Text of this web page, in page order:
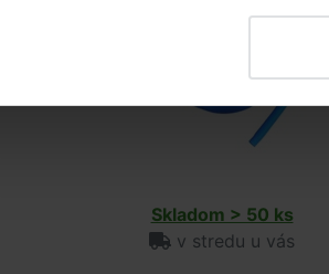
Skladom > 50 ks
v stredu u vás